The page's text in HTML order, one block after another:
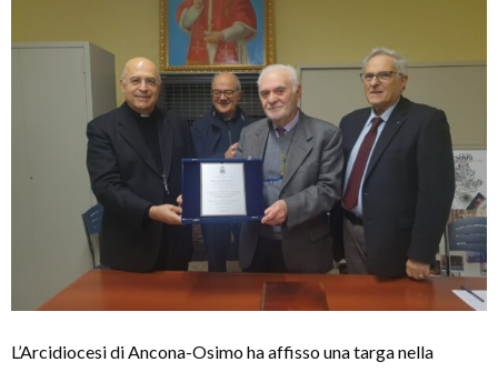
L’Arcidiocesi di Ancona-Osimo ha affisso una targa nella